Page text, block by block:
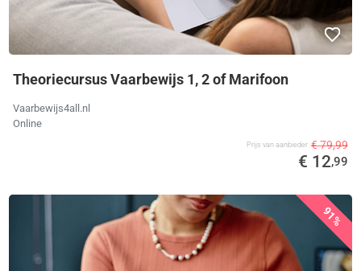
Theoriecursus Vaarbewijs 1, 2 of Marifoon
Vaarbewijs4all.nl
Online
Prijs van aanbieder € 79,99
€ 12,99
91%